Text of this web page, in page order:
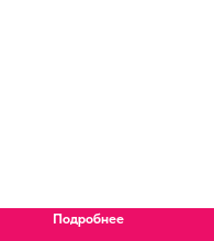
Подробнее